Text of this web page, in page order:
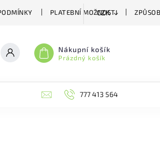
PLATEBNÍ MOŽNOSTI
CZK
Nákupní košík
Prázdný košík
BIOAGENS777 413 564